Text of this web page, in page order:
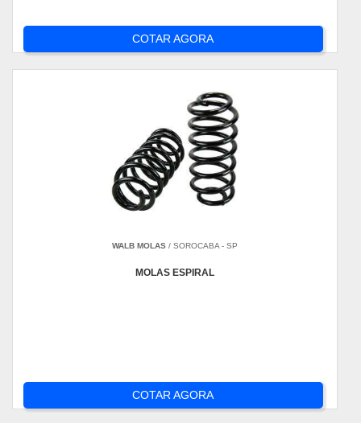
COTAR AGORA
WALB MOLAS / SOROCABA - SP
MOLAS ESPIRAL
COTAR AGORA